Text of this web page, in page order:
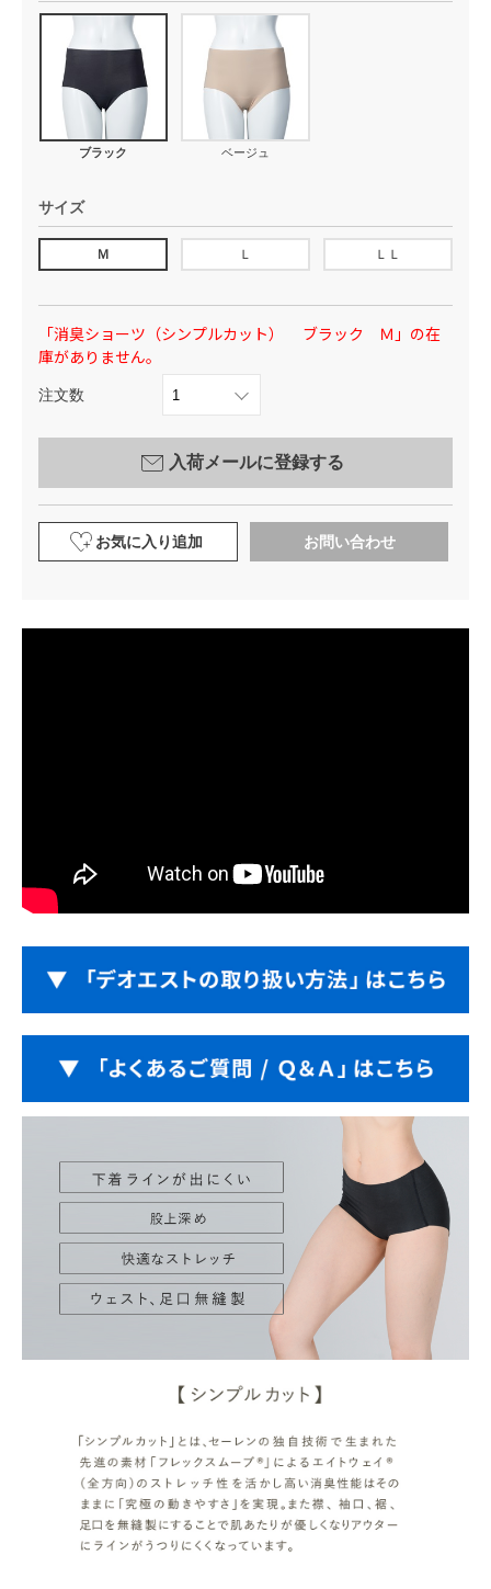
ブラック ベージュ
サイズ
Ｍ Ｌ ＬＬ
「消臭ショーツ（シンプルカット） ブラック Ｍ」の在
庫がありません。
注文数
入荷メールに登録する
お気に入り追加 お問い合わせ